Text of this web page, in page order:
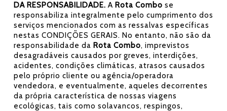
DA RESPONSABILIDADE.A Rota Combo se
responsabiliza integralmente pelo cumprimento dos
serviços mencionados com as ressalvas específicas
nestas CONDIÇÕES GERAIS. No entanto, não são da
responsabilidade da Rota Combo, imprevistos
desagradáveis causados por greves, interdições,
acidentes, condições climáticas, atrasos causados
pelo próprio cliente ou agência/operadora
vendedora, e eventualmente, aqueles decorrentes
da própria característica de nossas viagens
ecológicas, tais como solavancos, respingos,